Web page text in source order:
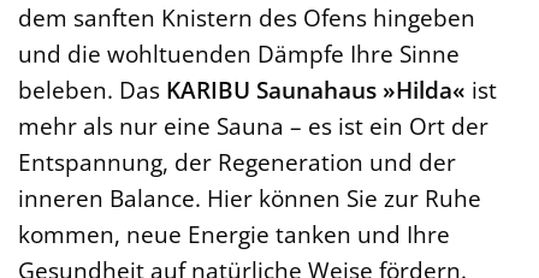
dem sanften Knistern des Ofens hingeben
und die wohltuenden Dämpfe Ihre Sinne
beleben. Das KARIBU Saunahaus »Hilda« ist
mehr als nur eine Sauna – es ist ein Ort der
Entspannung, der Regeneration und der
inneren Balance. Hier können Sie zur Ruhe
kommen, neue Energie tanken und Ihre
Gesundheit auf natürliche Weise fördern.